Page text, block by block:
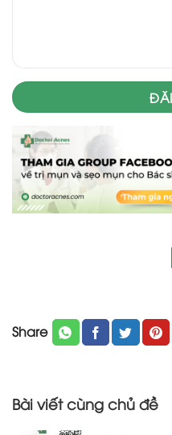
Share
Bài viết cùng chủ đề